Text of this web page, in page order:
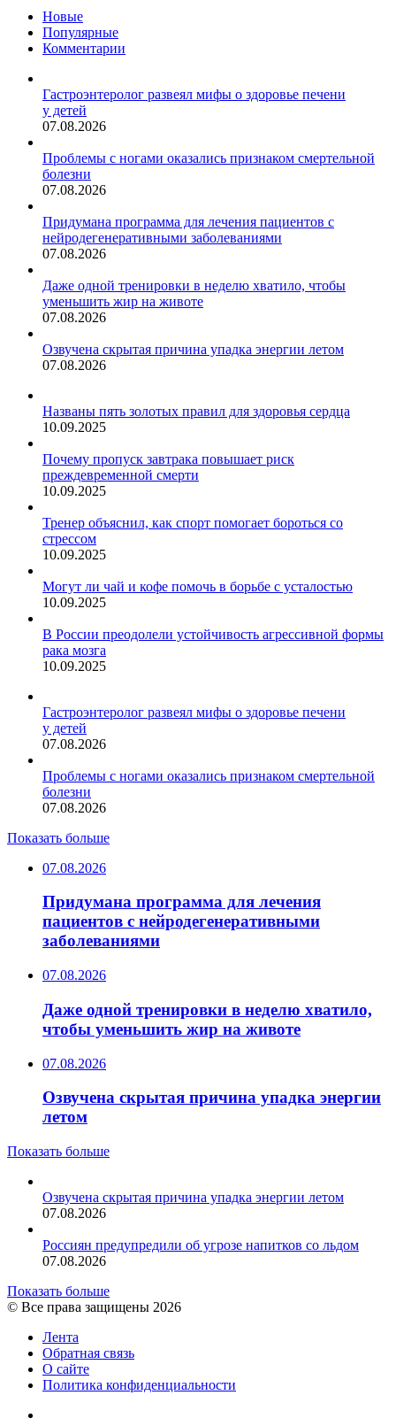
леопардовом
мини-
платье
Новые
Популярные
Комментарии
Гастроэнтеролог развеял мифы о здоровье печени
у детей
07.08.2026
Проблемы с ногами оказались признаком смертельной
болезни
07.08.2026
Придумана программа для лечения пациентов с
нейродегенеративными заболеваниями
07.08.2026
Даже одной тренировки в неделю хватило, чтобы
уменьшить жир на животе
07.08.2026
Озвучена скрытая причина упадка энергии летом
07.08.2026
Названы пять золотых правил для здоровья сердца
10.09.2025
Почему пропуск завтрака повышает риск
преждевременной смерти
10.09.2025
Тренер объяснил, как спорт помогает бороться со
стрессом
10.09.2025
Могут ли чай и кофе помочь в борьбе с усталостью
10.09.2025
В России преодолели устойчивость агрессивной формы
рака мозга
10.09.2025
Гастроэнтеролог развеял мифы о здоровье печени
у детей
07.08.2026
Проблемы с ногами оказались признаком смертельной
болезни
07.08.2026
Показать больше
07.08.2026
Придумана программа для лечения
пациентов с нейродегенеративными
заболеваниями
07.08.2026
Даже одной тренировки в неделю хватило,
чтобы уменьшить жир на животе
07.08.2026
Озвучена скрытая причина упадка энергии
летом
Показать больше
Озвучена скрытая причина упадка энергии летом
07.08.2026
Россиян предупредили об угрозе напитков со льдом
07.08.2026
Показать больше
© Все права защищены 2026
Лента
Обратная связь
О сайте
Политика конфиденциальности